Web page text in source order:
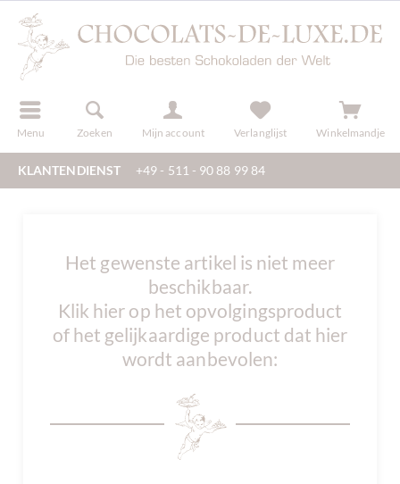
Menu Zoeken Mijn account
registreren Verlanglijst Winkelmandje
KLANTENDIENST +49 - 511 - 90 88 99 84
Het gewenste artikel is niet meer
beschikbaar.
Klik hier op het opvolgingsproduct
of het gelijkaardige product dat hier
wordt aanbevolen: